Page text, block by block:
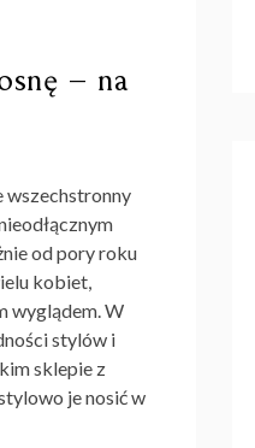
– na
wszechstronny
od pory roku
kobiet,
wyglądem. W
stylów i
sklepie z
je nosić w